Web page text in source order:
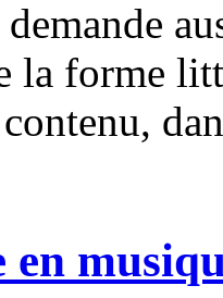
la forme
en